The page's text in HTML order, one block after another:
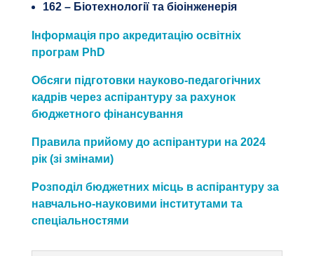
162 – Біотехнології та біоінженерія
Інформація про акредитацію освітніх
програм PhD
Обсяги підготовки науково-педагогічних
кадрів через аспірантуру за рахунок
бюджетного фінансування
Правила прийому до аспірантури на 2024
рік (зі змінами)
Розподіл бюджетних місць в аспірантуру за
навчально-науковими інститутами та
спеціальностями